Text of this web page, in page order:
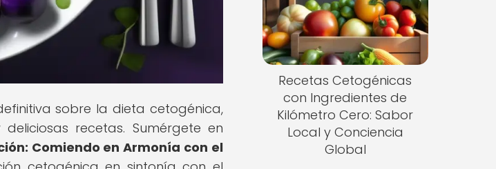
sobre la dieta cetogénica,
recetas. Sumérgete en
Comiendo en Armonía con el
Recetas Cetogénicas
con Ingredientes de
Kilómetro Cero: Sabor
Local y Conciencia
Global